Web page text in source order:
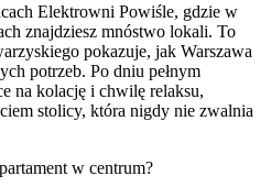
Elektrowni Powiśle, gdzie w
znajdziesz mnóstwo lokali. To
pokazuje, jak Warszawa
potrzeb. Po dniu pełnym
na kolację i chwilę relaksu,
stolicy, która nigdy nie zwalnia
w centrum?